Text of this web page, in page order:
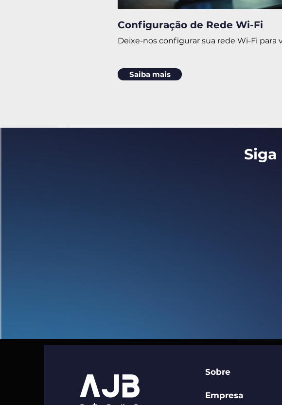
Configuração de Rede Wi-Fi
Deixe-nos configurar sua rede Wi-Fi para
Saiba mais
Siga
Sobre
Empresa